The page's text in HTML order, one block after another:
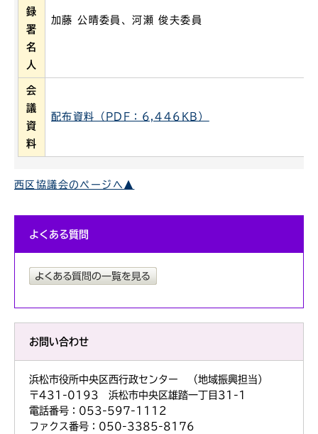
録
署
名
人
加藤 公晴委員、河瀬 俊夫委員
会
議
資
料
配布資料（PDF：6,446KB）
西区協議会のページへ▲
よくある質問
お問い合わせ
浜松市役所中央区西行政センター （地域振興担当）
〒431-0193 浜松市中央区雄踏一丁目31-1
電話番号：053-597-1112
ファクス番号：050-3385-8176